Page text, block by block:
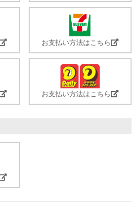
お支払い方法はこちら
お支払い方法はこちら